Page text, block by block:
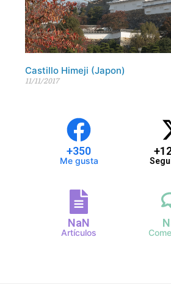
Castillo Himeji (Japon)
11/11/2017
+350
Me gusta
+
NaN
Artículos